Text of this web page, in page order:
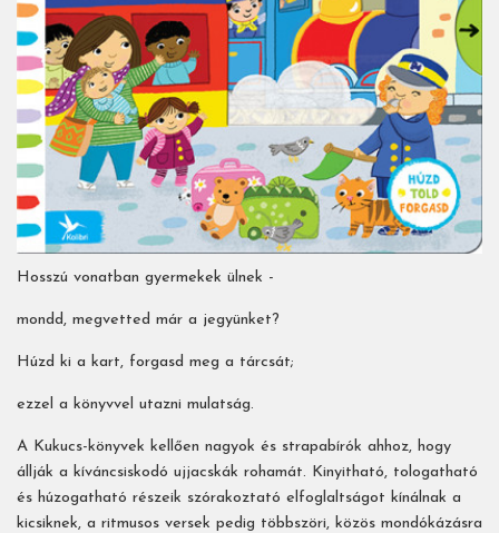
Hosszú vonatban gyermekek ülnek -
mondd, megvetted már a jegyünket?
Húzd ki a kart, forgasd meg a tárcsát;
ezzel a könyvvel utazni mulatság.
A Kukucs-könyvek kellően nagyok és strapabírók ahhoz, hogy
állják a kíváncsiskodó ujjacskák rohamát. Kinyitható, tologatható
és húzogatható részeik szórakoztató elfoglaltságot kínálnak a
kicsiknek, a ritmusos versek pedig többszöri, közös mondókázásra